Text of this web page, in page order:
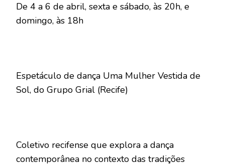
De 4 a 6 de abril, sexta e sábado, às 20h, e
domingo, às 18h
Espetáculo de dança Uma Mulher Vestida de
Sol, do Grupo Grial (Recife)
Coletivo recifense que explora a dança
contemporânea no contexto das tradições